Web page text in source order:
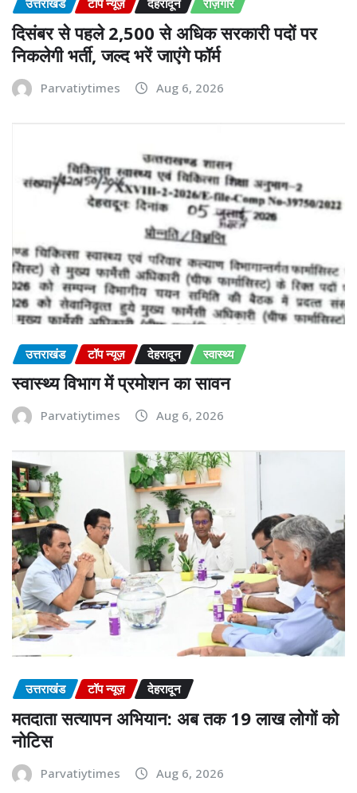
उत्तराखंड टॉप न्यूज़ देहरादून रोज़गार
दिसंबर से पहले 2,500 से अधिक सरकारी पदों पर
निकलेगी भर्ती, जल्द भरें जाएंगे फॉर्म
Parvatiytimes Aug 6, 2026
उत्तराखंड टॉप न्यूज़ देहरादून स्वास्थ्य
स्वास्थ्य विभाग में प्रमोशन का सावन
Parvatiytimes Aug 6, 2026
उत्तराखंड टॉप न्यूज़ देहरादून
मतदाता सत्यापन अभियान: अब तक 19 लाख लोगों को
नोटिस
Parvatiytimes Aug 6, 2026